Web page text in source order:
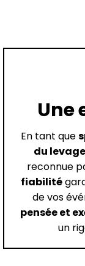
Une
En tant que
du levage
reconnue
fiabilité
de vos
pensée et
un